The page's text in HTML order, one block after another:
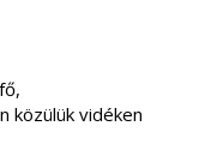
közülük vidéken